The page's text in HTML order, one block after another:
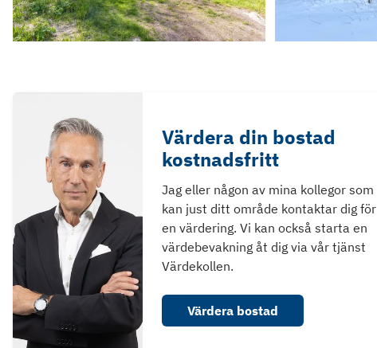
Värdera din bostad
kostnadsfritt
Jag eller någon av mina kollegor som
kan just ditt område kontaktar dig för
en värdering. Vi kan också starta en
värdebevakning åt dig via vår tjänst
Värdekollen.
Värdera bostad